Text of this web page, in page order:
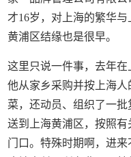
才16岁，对上海的繁华
黄浦区结缘也是很早。
这里只说一件事，去年在
他从家乡采购并按上海
菜，还动员、组织了一
送到上海黄浦区，按照
门口。特殊时期啊，进